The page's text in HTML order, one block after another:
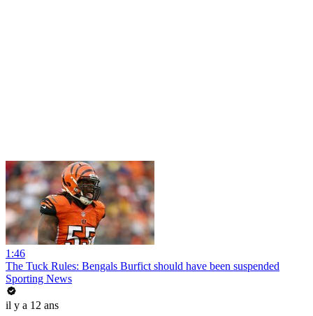
1:46
The Tuck Rules: Bengals Burfict should have been suspended
Sporting News
il y a 12 ans